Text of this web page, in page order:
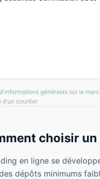
générales sur le
d'un courtier.
choisir
en ligne se
dépôts minimums